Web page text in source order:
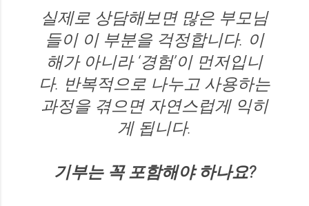
실제로 상담해보면 많은 부모님
들이 이 부분을 걱정합니다. 이
해가 아니라 ‘경험’이 먼저입니
다. 반복적으로 나누고 사용하는
과정을 겪으면 자연스럽게 익히
게 됩니다.
기부는 꼭 포함해야 하나요?